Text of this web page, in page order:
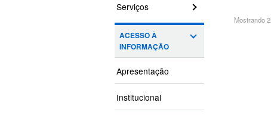
Serviços
ACESSO À
INFORMAÇÃO
Apresentação
Institucional
Mostrando